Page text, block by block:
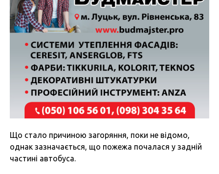
Що стало причиною загоряння, поки не відомо,
однак зазначається, що пожежа почалася у задній
частині автобуса.